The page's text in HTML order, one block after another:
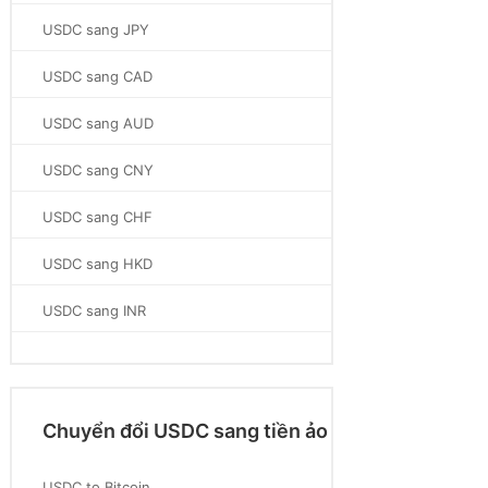
USDC sang JPY
USDC sang CAD
USDC sang AUD
USDC sang CNY
USDC sang CHF
USDC sang HKD
USDC sang INR
Chuyển đổi USDC sang tiền ảo